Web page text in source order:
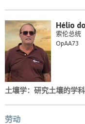
Hélio
索伦总统
OpAA73
土壤学：研究土壤的学科
劳动